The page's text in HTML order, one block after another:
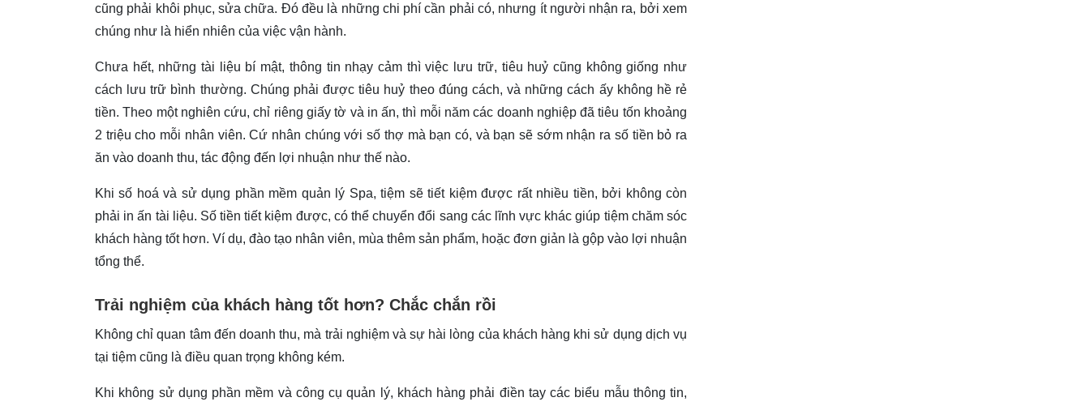
cũng phải khôi phục, sửa chữa. Đó đều là những chi phí cần phải có, nhưng ít người nhận ra, bởi xem
chúng như là hiển nhiên của việc vận hành.
Chưa hết, những tài liệu bí mật, thông tin nhạy cảm thì việc lưu trữ, tiêu huỷ cũng không giống như
cách lưu trữ bình thường. Chúng phải được tiêu huỷ theo đúng cách, và những cách ấy không hề rẻ
tiền. Theo một nghiên cứu, chỉ riêng giấy tờ và in ấn, thì mỗi năm các doanh nghiệp đã tiêu tốn khoảng
2 triệu cho mỗi nhân viên. Cứ nhân chúng với số thợ mà bạn có, và bạn sẽ sớm nhận ra số tiền bỏ ra
ăn vào doanh thu, tác động đến lợi nhuận như thế nào.
Khi số hoá và sử dụng phần mềm quản lý Spa, tiệm sẽ tiết kiệm được rất nhiều tiền, bởi không còn
phải in ấn tài liệu. Số tiền tiết kiệm được, có thể chuyển đổi sang các lĩnh vực khác giúp tiệm chăm sóc
khách hàng tốt hơn. Ví dụ, đào tạo nhân viên, mùa thêm sản phẩm, hoặc đơn giản là gộp vào lợi nhuận
tổng thể.
Trải nghiệm của khách hàng tốt hơn? Chắc chắn rồi
Không chỉ quan tâm đến doanh thu, mà trải nghiệm và sự hài lòng của khách hàng khi sử dụng dịch vụ
tại tiệm cũng là điều quan trọng không kém.
Khi không sử dụng phần mềm và công cụ quản lý, khách hàng phải điền tay các biểu mẫu thông tin,